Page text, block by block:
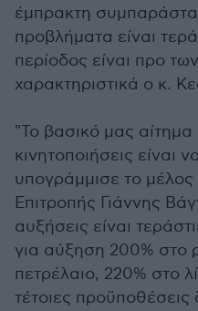
έμπρακτη
προβλήματα είναι
περίοδος είναι προ
χαρακτηριστικά ο κ.
"Το βασικό μας αίτημα
κινητοποιήσεις είναι
υπογράμμισε το
Επιτροπής Γιάννης
αυξήσεις είναι
για αύξηση 200% στο
πετρέλαιο, 220% στο
τέτοιες